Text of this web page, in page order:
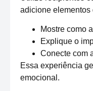
adicione elementos
Mostre como
Explique o
Conecte com
Essa experiência
emocional.